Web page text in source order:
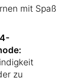
mit Spaß
zu